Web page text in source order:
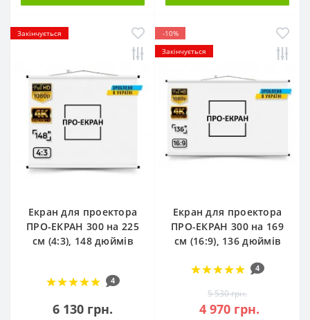
Закінчується
Екран для проектора
ПРО-ЕКРАН 300 на 225
см (4:3), 148 дюймів
4
6 130 грн.
-10%
Закінчується
Екран для проектора
ПРО-ЕКРАН 300 на 169
см (16:9), 136 дюймів
4
5 530 грн.
4 970 грн.